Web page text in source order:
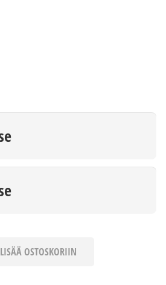
LISÄÄ OSTOSKORIIN